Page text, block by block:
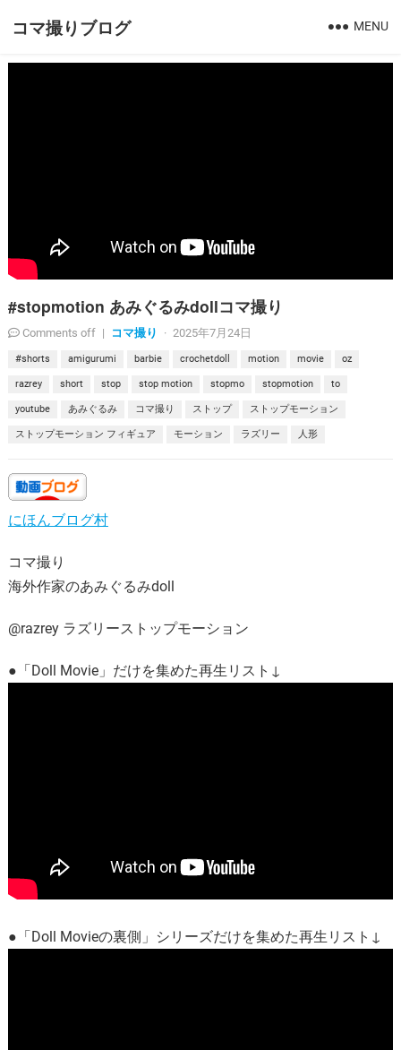
コマ撮りブログ MENU
#stopmotion あみぐるみdollコマ撮り
Comments off | コマ撮り · 2025年7月24日
#shorts amigurumi barbie crochetdoll motion movie oz
razrey short stop stop motion stopmo stopmotion to
youtube あみぐるみ コマ撮り ストップ ストップモーション
ストップモーション フィギュア モーション ラズリー 人形
にほんブログ村
コマ撮り
海外作家のあみぐるみdoll
@razrey ラズリーストップモーション
●「Doll Movie」だけを集めた再生リスト↓
●「Doll Movieの裏側」シリーズだけを集めた再生リスト↓